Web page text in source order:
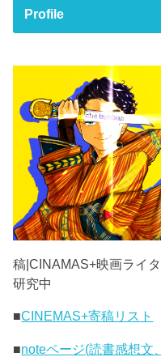
Profile
稿|CINAMAS+映画ライ
研究中
■CINEMAS+寄稿リスト
■noteページ(読書感想文